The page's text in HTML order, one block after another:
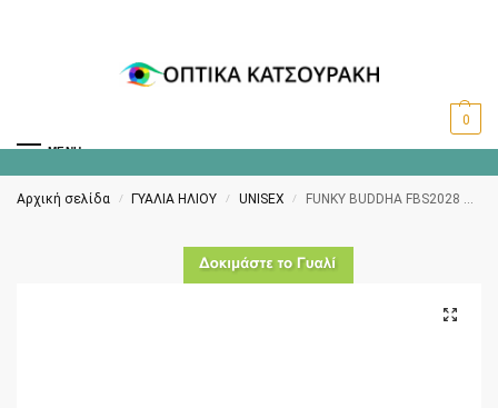
MENU
0
Αρχική σελίδα / ΓΥΑΛΙΑ ΗΛΙΟΥ / UNISEX / FUNKY BUDDHA FBS2028 001